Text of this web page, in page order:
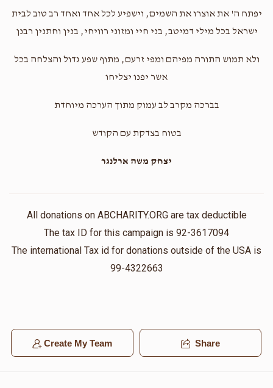
יפתח ה' את אוצרו את השמים, וישפיע לכל אחד ואחד רב טוב לבית
ישראל בכל מילי דמיטב, בני חיי ומזוני רוויחי, בנין וחתנין רבנן
ולא תמוש התורה מפיהם ומפי זרעם, מתוף שפע גדול והצלחה בכל
אשר יפנו יצליחו
בברכה מקרב לב עמוק מתוך הערכה מיוחדת
בטוח בצדקת עם הקודש
יצחק משה ארלנגר
All donations on ABCHARITY.ORG are tax deductible
The tax ID for this campaign is 92-3617094
The international Tax id for donations outside of the USA is
99-4322663
Create My Team Share